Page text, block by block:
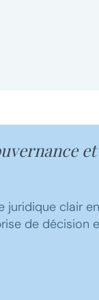
juridique clair
de décision